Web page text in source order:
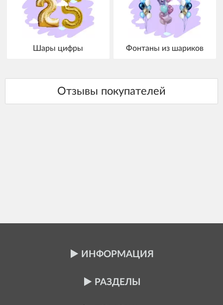
Шары цифры Фонтаны из шариков
ИНФОРМАЦИЯ
РАЗДЕЛЫ